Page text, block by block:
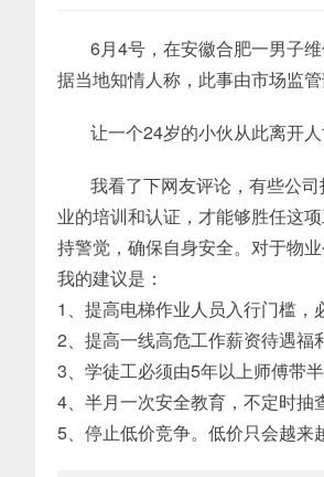
6月4号，在安徽合肥一男子
据当地知情人称，此事由市场监
让一个24岁的小伙从此离开
我看了下网友评论，有些公
业的培训和认证，才能够胜任这
持警觉，确保自身安全。对于物
我的建议是：
1、提高电梯作业人员入行门槛，
2、提高一线高危工作薪资待遇福
3、学徒工必须由5年以上师傅带半
4、半月一次安全教育，不定时抽
5、停止低价竞争。低价只会越来